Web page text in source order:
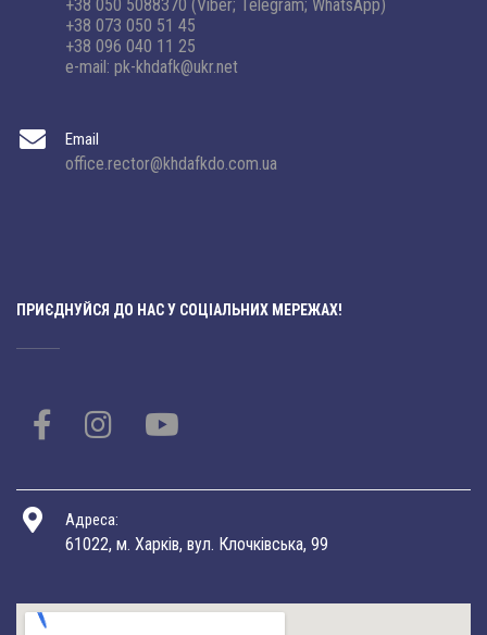
+38 050 5088370 (Viber; Telegram; WhatsApp)
+38 073 050 51 45
+38 096 040 11 25
e-mail: pk-khdafk@ukr.net
Email
office.rector@khdafkdo.com.ua
ПРИЄДНУЙСЯ ДО НАС У СОЦІАЛЬНИХ МЕРЕЖАХ!
Адреса:
61022, м. Харків, вул. Клочківська, 99